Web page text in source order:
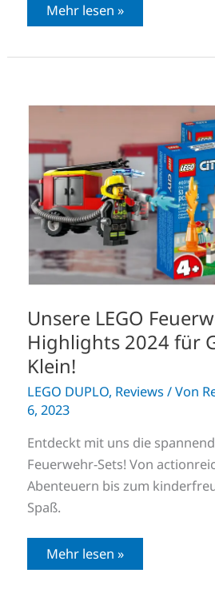
Mehr lesen »
Unsere LEGO
Highlights 2024 für
Klein!
LEGO DUPLO, Reviews / Von
6, 2023
Entdeckt mit uns die
Feuerwehr-Sets! Von
Abenteuern bis zum
Spaß.
Unsere
Feuerwehr
Highlights
2024
für
Groß
und
Klein!
Mehr lesen »